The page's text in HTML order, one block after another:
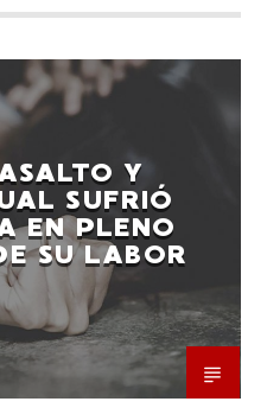
Y
SUFRIÓ
EN PLENO
SU LABOR